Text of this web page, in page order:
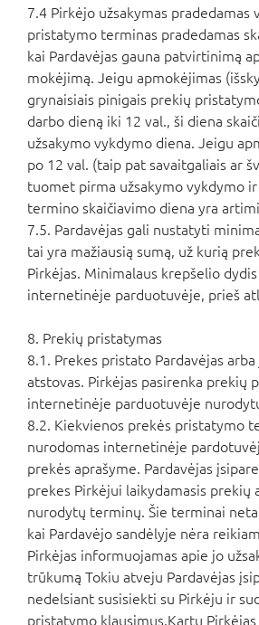
7.4 Pirkėjo užsakymas pradedamas
pristatymo terminas pradedamas
kai Pardavėjas gauna patvirtinimą
mokėjimą. Jeigu apmokėjimas
grynaisiais pinigais prekių
darbo dieną iki 12 val., ši diena
užsakymo vykdymo diena. Jeigu
po 12 val. (taip pat savaitgaliais ar
tuomet pirma užsakymo vykdymo
termino skaičiavimo diena yra
7.5. Pardavėjas gali nustatyti
tai yra mažiausią sumą, už kurią
Pirkėjas. Minimalaus krepšelio
internetinėje parduotuvėje, prieš
8. Prekių pristatymas
8.1. Prekes pristato Pardavėjas
atstovas. Pirkėjas pasirenka prekių
internetinėje parduotuvėje
8.2. Kiekvienos prekės pristatymo
nurodomas internetinėje
prekės aprašyme. Pardavėjas
prekes Pirkėjui laikydamasis prekių
nurodytų terminų. Šie terminai
kai Pardavėjo sandėlyje nėra
Pirkėjas informuojamas apie jo
trūkumą Tokiu atveju Pardavėjas
nedelsiant susisiekti su Pirkėju ir
pristatymo klausimus.Kartu